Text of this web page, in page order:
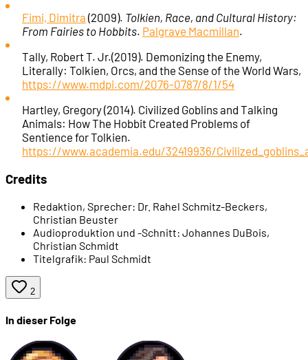
00:39:31 Der erste Ork in Videospielen ...
00:43:11 ... ist in Akalabeth zu sehen (1979)
00:48:07 Die Orks in Warcraft (1994)
00:50:27
00:54:05 Kategorie 2: Stärke
01:01:04 Der Ork als Endboss
01:03:56
01:14:29
01:16:25 Orks als rassistisches Stereotyp
Fimi, Dimitra (2009). Tolkien, Race, and Cultural History:
From Fairies to Hobbits. Palgrave Macmillan.
Tally, Robert T. Jr.(2019). Demonizing the Enemy,
Literally: Tolkien, Orcs, and the Sense of the World Wars,
https://www.mdpi.com/2076-0787/8/1/54
Hartley, Gregory (2014). Civilized Goblins and Talking
Animals: How The Hobbit Created Problems of
Sentience for Tolkien.
https://www.academia.edu/32419936/
Credits
Redaktion, Sprecher: Dr. Rahel Schmitz-Beckers,
Christian Beuster
Audioproduktion und -Schnitt: Johannes DuBois,
Christian Schmidt
Titelgrafik: Paul Schmidt
2
In dieser Folge